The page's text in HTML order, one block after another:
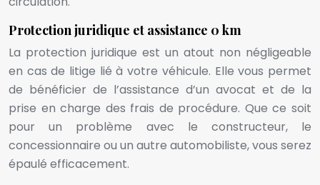
Protection juridique et assistance 0 km
La protection juridique est un atout non négligeable
en cas de litige lié à votre véhicule. Elle vous permet
de bénéficier de l’assistance d’un avocat et de la
prise en charge des frais de procédure. Que ce soit
pour un problème avec le constructeur, le
concessionnaire ou un autre automobiliste, vous serez
épaulé efficacement.